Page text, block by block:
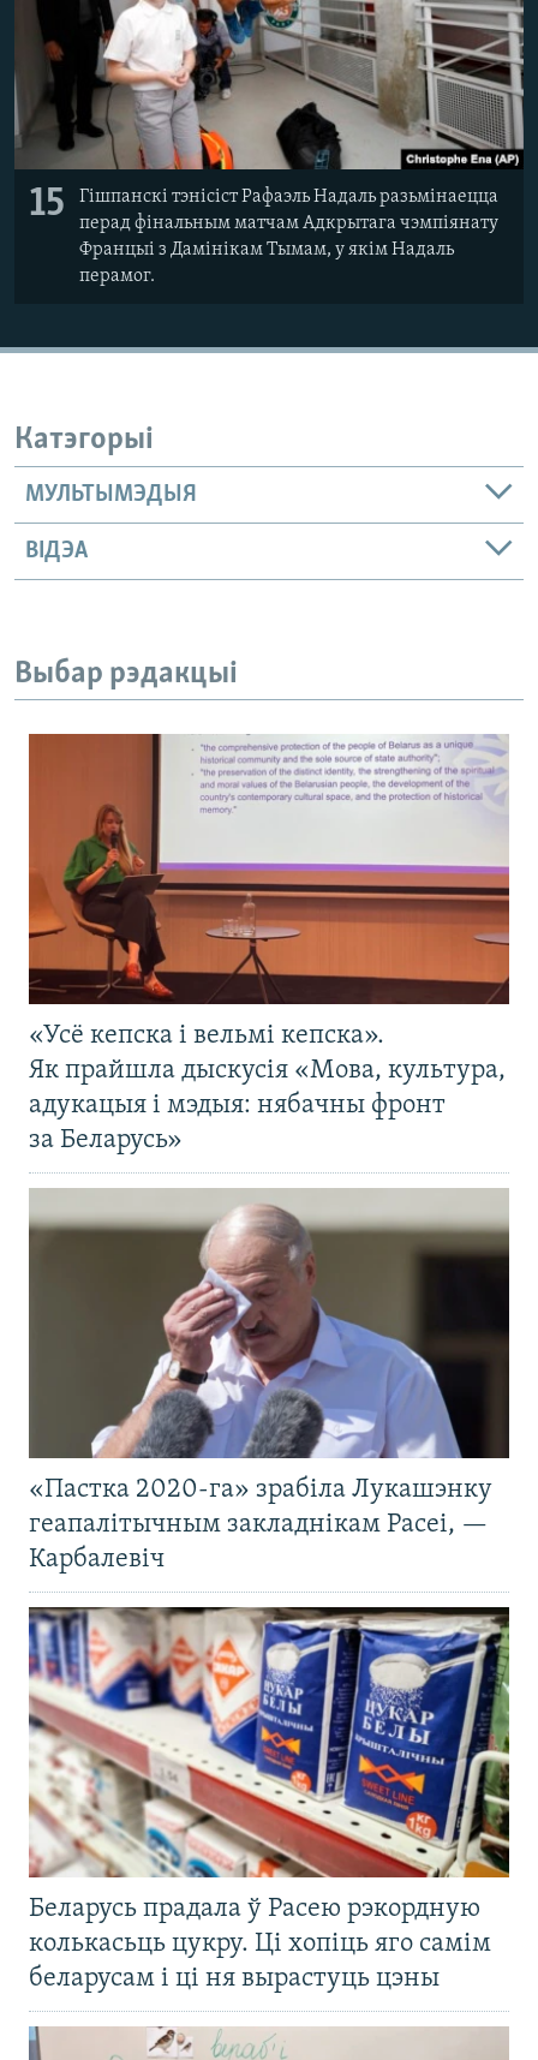
15
Гішпанскі тэнісіст Рафаэль Надаль разьмінаецца
перад фінальным матчам Адкрытага чэмпіянату
Францыі з Дамінікам Тымам, у якім Надаль
перамог.
Катэгорыі
МУЛЬТЫМЭДЫЯ
ВІДЭА
Выбар рэдакцыі
«Усё кепска і вельмі кепска».
Як прайшла дыскусія «Мова, культура,
адукацыя і мэдыя: нябачны фронт
за Беларусь»
«Пастка 2020-га» зрабіла Лукашэнку
геапалітычным закладнікам Расеі, —
Карбалевіч
Беларусь прадала ў Расею рэкордную
колькасьць цукру. Ці хопіць яго самім
беларусам і ці ня вырастуць цэны